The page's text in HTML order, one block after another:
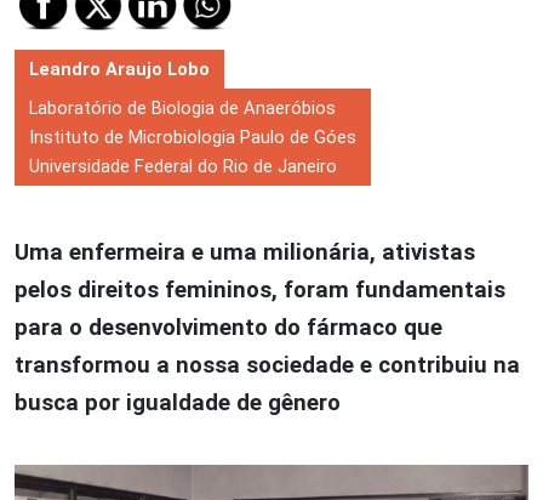
Leandro Araujo Lobo
Laboratório de Biologia de Anaeróbios
Instituto de Microbiologia Paulo de Góes
Universidade Federal do Rio de Janeiro
Uma enfermeira e uma milionária, ativistas
pelos direitos femininos, foram fundamentais
para o desenvolvimento do fármaco que
transformou a nossa sociedade e contribuiu na
busca por igualdade de gênero